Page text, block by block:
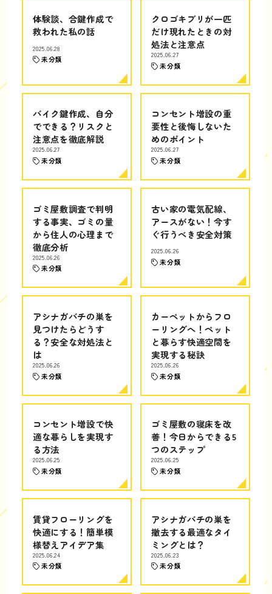
体験談、合鍵作成で
救われた私の話
2025.06.28
未分類
クロゴキブリが一匹
だけ現れたときの対
処法と注意点
2025.06.27
未分類
バイク鍵作成、自分
でできる？リスクと
注意点を徹底解説
2025.06.27
未分類
コンセント増設の重
要性と後悔しないた
めのポイント
2025.06.27
未分類
ゴミ屋敷調査で判明
する事実、ゴミの量
から住人の心理まで
徹底分析
2025.06.26
未分類
古い家の電気配線、
アースがない！今す
ぐ行うべき安全対策
2025.06.26
未分類
アシナガバチの巣を
見つけたらどうす
る？安全な対処法と
は
2025.06.26
未分類
カーペットからフロ
ーリングへ！ペット
と暮らす快適空間を
実現する秘訣
2025.06.26
未分類
コンセント増設で快
適な暮らしを実現す
る方法
2025.06.25
未分類
ゴミ屋敷の寝床を改
善！今日からできる5
つのステップ
2025.06.25
未分類
賃貸フローリングを
快適にする！簡単模
様替えアイデア集
2025.06.24
未分類
アシナガバチの巣を
撤去する最適なタイ
ミングとは？
2025.06.23
未分類